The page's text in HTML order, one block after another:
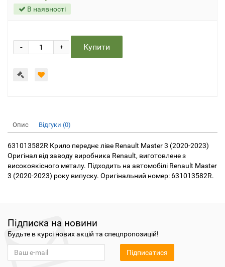
В наявності
+
- Купити
Опис Відгуки (0)
631013582R Крило переднє ліве Renault Master 3 (2020-2023)
Оригінал від заводу виробника Renault, виготовлене з
високоякісного металу. Підходить на автомобілі Renault Master
3 (2020-2023) року випуску. Оригінальний номер: 631013582R.
Підписка на новини
Будьте в курсі нових акцій та спецпропозицій!
Підписатися